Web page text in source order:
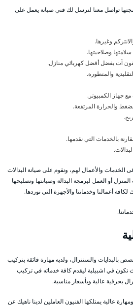
تواصل معنا لنرسل لك فني صيانة يعمل على
وغيرها.
وصلاحيتها.
آت بفضل أفضل كهربائي منازل.
والمتطورة.
جهاز الكمبيوتر.
والحرارة المرتفعة.
بالخدمات التي نقدمها.
الخدمات والأعمال لهم، ونقوم على صيانة البدالات
أو العمل لبرمجة البدالة وصيانتها وتصليحها
أعمالنا وخدماتنا والأجهزة التي نوردها.
بالبدايات والسنترال، ولديه مهارة فائقة بتركيب
تكون في اشبيلية ليقدم كافة خدماته في تركيب
بحرفية عالية وبأسعار مناسبة.
عالية يمتلكها الفنيون العاملين لدينا ناهيك عن